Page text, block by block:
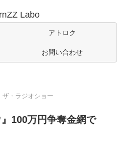
Labo
アトロク
お問い合わせ
ザ・ラジオショー
100万円争奪金網で